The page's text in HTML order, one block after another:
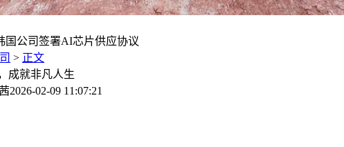
> 正文
成就非凡人生
2026-02-09 11:07:21